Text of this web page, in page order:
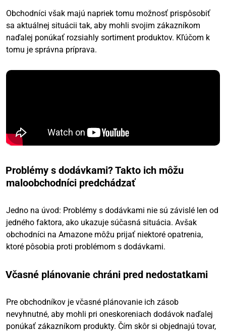
Obchodníci však majú napriek tomu možnosť prispôsobiť
sa aktuálnej situácii tak, aby mohli svojim zákazníkom
naďalej ponúkať rozsiahly sortiment produktov. Kľúčom k
tomu je správna príprava.
Problémy s dodávkami? Takto ich môžu
maloobchodníci predchádzať
Jedno na úvod: Problémy s dodávkami nie sú závislé len od
jedného faktora, ako ukazuje súčasná situácia. Avšak
obchodníci na Amazone môžu prijať niektoré opatrenia,
ktoré pôsobia proti problémom s dodávkami.
Včasné plánovanie chráni pred nedostatkami
Pre obchodníkov je včasné plánovanie ich zásob
nevyhnutné, aby mohli pri oneskoreniach dodávok naďalej
ponúkať zákazníkom produkty. Čím skôr si objednajú tovar,